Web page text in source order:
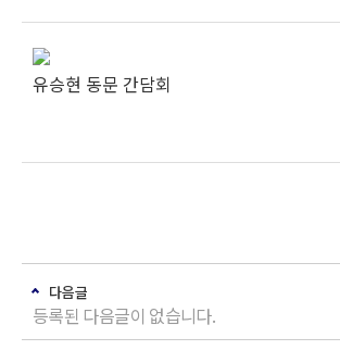
유승현 동문 간담회
다음글
등록된 다음글이 없습니다.